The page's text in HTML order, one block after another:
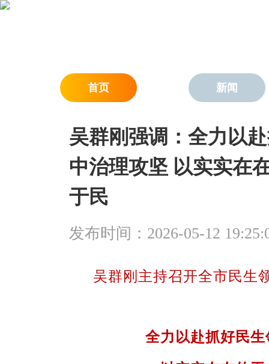
首页 新闻
吴群刚强调：全力以
中治理攻坚 以实实在
于民
发布时间：2026-05-12
吴群刚主持召开全市民生
全力以赴抓好民